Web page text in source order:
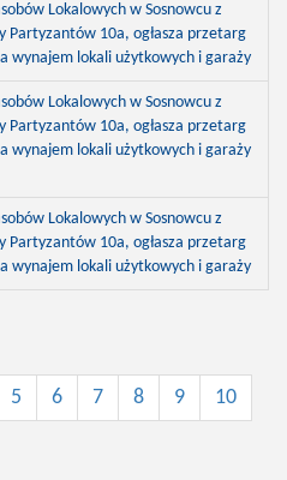
Lokalowych w Sosnowcu z
Partyzantów 10a, ogłasza przetarg
wynajem lokali użytkowych i garaży
Lokalowych w Sosnowcu z
Partyzantów 10a, ogłasza przetarg
wynajem lokali użytkowych i garaży
Lokalowych w Sosnowcu z
Partyzantów 10a, ogłasza przetarg
wynajem lokali użytkowych i garaży
5 6 7 8 9 10